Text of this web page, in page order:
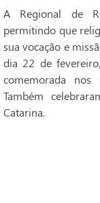
A Regional de
permitindo que
sua vocação e
dia 22 de
comemorada
Também
Catarina.